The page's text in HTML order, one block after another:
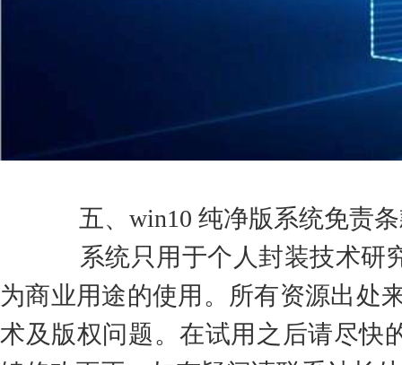
五、win10 纯净版系统免责
系统只用于个人封装技术研
为商业用途的使用。所有资源出处
术及版权问题。在试用之后请尽快